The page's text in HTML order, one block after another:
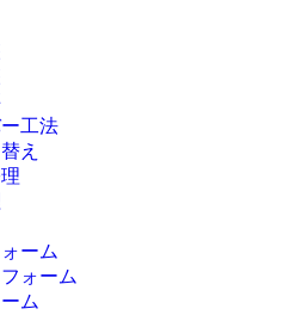
工法
え
ーム
ォーム
ム